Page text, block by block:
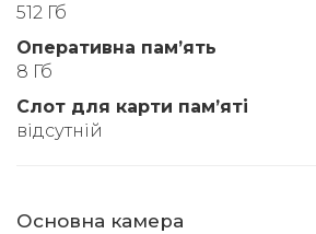
512 Гб
Оперативна памʼять
8 Гб
Слот для карти памʼяті
відсутній
Основна камера